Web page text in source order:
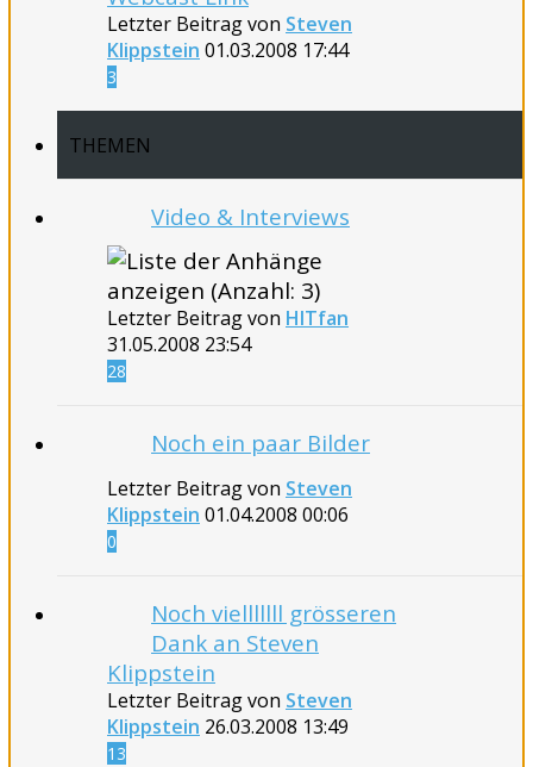
Letzter Beitrag von Steven
Klippstein 01.03.2008 17:44
3
THEMEN
Video & Interviews
Letzter Beitrag von HITfan
31.05.2008 23:54
28
Noch ein paar Bilder
Letzter Beitrag von Steven
Klippstein 01.04.2008 00:06
0
Noch vielllllll grösseren
Dank an Steven
Klippstein
Letzter Beitrag von Steven
Klippstein 26.03.2008 13:49
13